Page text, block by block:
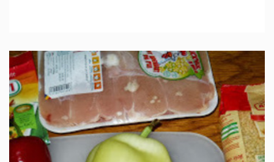
IN 1 ORA. MEDIU